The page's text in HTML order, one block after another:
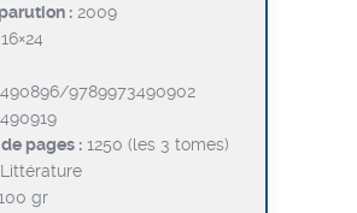
: 2009
16×24
9789973490902
pages : 1250 (les 3 tomes)
Littérature
gr